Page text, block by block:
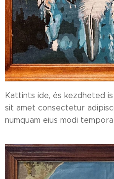
Kattints ide, és kezdheted
sit amet consectetur
numquam eius modi